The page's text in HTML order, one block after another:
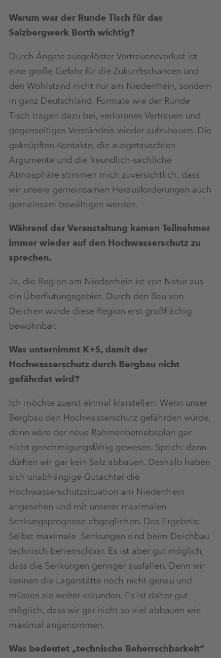
Warum war der Runde Tisch für das
Salzbergwerk Borth wichtig?
Durch Ängste ausgelöster Vertrauensverlust ist
eine große Gefahr für die Zukunftschancen und
den Wohlstand nicht nur am Niederrhein, sondern
in ganz Deutschland. Formate wie der Runde
Tisch tragen dazu bei, verlorenes Vertrauen und
gegenseitiges Verständnis wieder aufzubauen. Die
geknüpften Kontakte, die ausgetauschten
Argumente und die freundlich-sachliche
Atmosphäre stimmen mich zuversichtlich, dass
wir unsere gemeinsamen Herausforderungen auch
gemeinsam bewältigen werden.
Während der Veranstaltung kamen Teilnehmer
immer wieder auf den Hochwasserschutz zu
sprechen.
Ja, die Region am Niederrhein ist von Natur aus
ein Überflutungsgebiet. Durch den Bau von
Deichen wurde diese Region erst großflächig
bewohnbar.
Was unternimmt K+S, damit der
Hochwasserschutz durch Bergbau nicht
gefährdet wird?
Ich möchte zuerst einmal klarstellen: Wenn unser
Bergbau den Hochwasserschutz gefährden würde,
dann wäre der neue Rahmenbetriebsplan gar
nicht genehmigungsfähig gewesen. Sprich: dann
dürften wir gar kein Salz abbauen. Deshalb haben
sich unabhängige Gutachter die
Hochwasserschutzsituation am Niederrhein
angesehen und mit unserer maximalen
Senkungsprognose abgeglichen. Das Ergebnis:
Selbst maximale Senkungen sind beim Deichbau
technisch beherrschbar. Es ist aber gut möglich,
dass die Senkungen geringer ausfallen. Denn wir
kennen die Lagerstätte noch nicht genau und
müssen sie weiter erkunden. Es ist daher gut
möglich, dass wir gar nicht so viel abbauen wie
maximal angenommen.
Was bedeutet „technische Beherrschbarkeit“